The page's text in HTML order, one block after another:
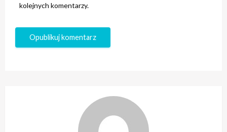
kolejnych komentarzy.